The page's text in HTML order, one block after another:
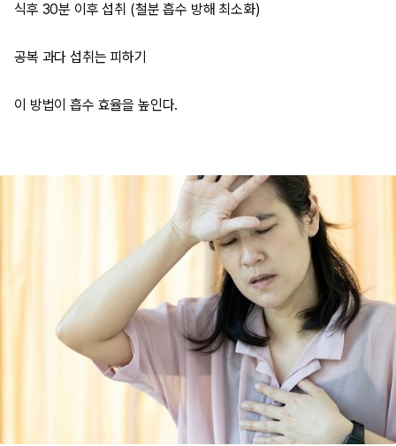
식후 30분 이후 섭취 (철분 흡수 방해 최소화)
공복 과다 섭취는 피하기
이 방법이 흡수 효율을 높인다.